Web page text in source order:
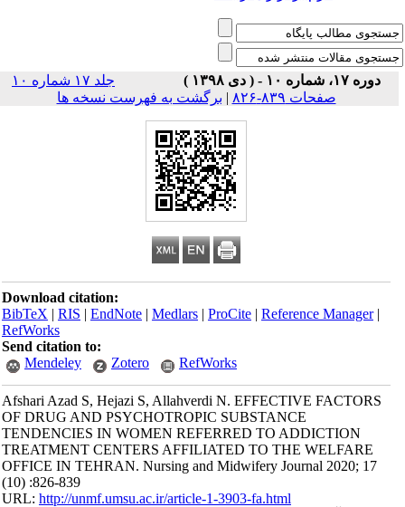
دوره ۱۷، شماره ۱۰ - ( دی ۱۳۹۸ )
جلد ۱۷ شماره ۱۰
صفحات ۸۳۹-۸۲۶
| برگشت به فهرست نسخه ها
Download citation:
BibTeX|RIS|EndNote|Medlars|ProCite|Reference Manager
RefWorks
Send citation to:
Mendeley
Zotero RefWorks
Afshari Azad S, Hejazi S, Allahverdi N. EFFECTIVE FACTORS
OF DRUG AND PSYCHOTROPIC SUBSTANCE
TENDENCIES IN WOMEN REFERRED TO ADDICTION
TREATMENT CENTERS AFFILIATED TO THE WELFARE
OFFICE IN TEHRAN. Nursing and Midwifery Journal 2020; 17
(10) :826-839
URL:http://unmf.umsu.ac.ir/article-1-3903-fa.html